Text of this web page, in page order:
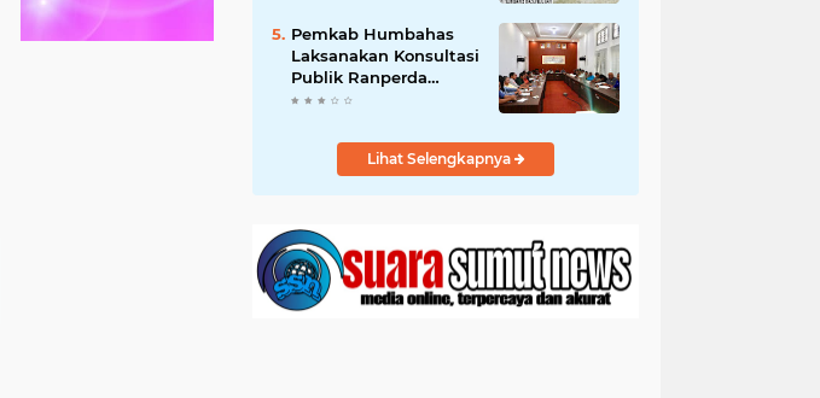
Rekapitulasi Suara.
Pemkab Humbahas
Laksanakan Konsultasi
Publik Ranperda
Pemajuan
Lihat Selengkapnya